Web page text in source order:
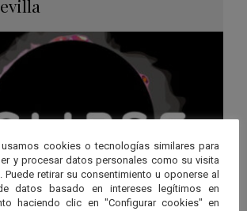
cookies o tecnologías similares para
y procesar datos personales como su visita
retirar su consentimiento u oponerse al
datos basado en intereses legítimos en
haciendo clic en "Configurar cookies" en